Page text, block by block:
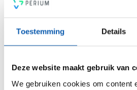
Toestemming Details
Deze website maakt gebruik van
We gebruiken cookies om content
Voldoe vanaf nu aan de voor jou
energiemanagement, ARBO en nog
weerbaarheid van je organisatie snel,